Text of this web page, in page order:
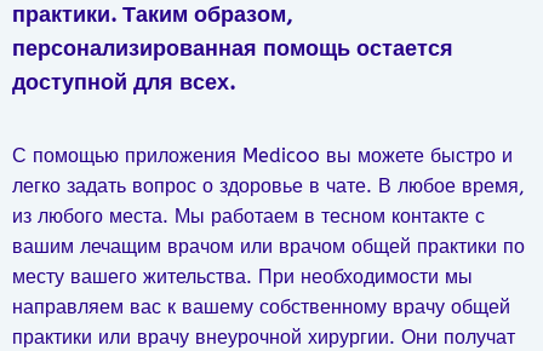
практики. Таким образом,
персонализированная помощь остается
доступной для всех.
С помощью приложения Medicoo вы можете быстро и
легко задать вопрос о здоровье в чате. В любое время,
из любого места. Мы работаем в тесном контакте с
вашим лечащим врачом или врачом общей практики по
месту вашего жительства. При необходимости мы
направляем вас к вашему собственному врачу общей
практики или врачу внеурочной хирургии. Они получат